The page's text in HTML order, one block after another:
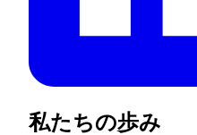
私たちの歩み